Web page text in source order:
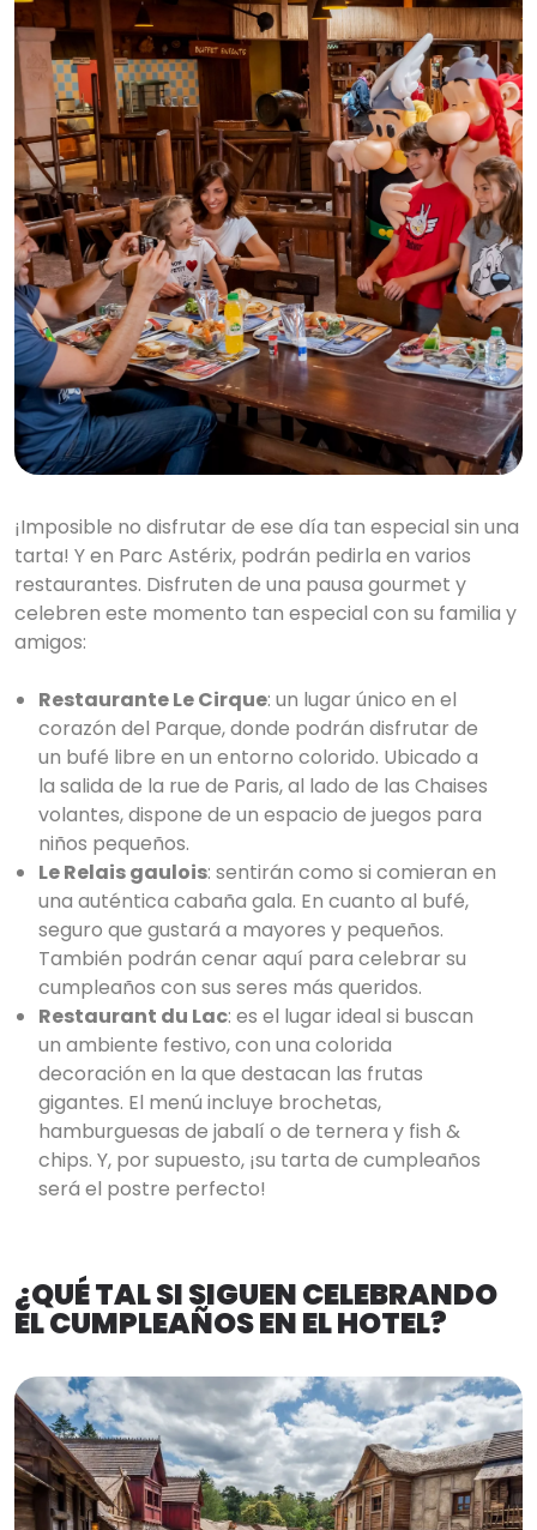
¡Imposible no disfrutar de ese día tan especial sin una
tarta! Y en Parc Astérix, podrán pedirla en varios
restaurantes. Disfruten de una pausa gourmet y
celebren este momento tan especial con su familia y
amigos:
Restaurante Le Cirque: un lugar único en el
corazón del Parque, donde podrán disfrutar de
un bufé libre en un entorno colorido. Ubicado a
la salida de la rue de Paris, al lado de las Chaises
volantes, dispone de un espacio de juegos para
niños pequeños.
Le Relais gaulois: sentirán como si comieran en
una auténtica cabaña gala. En cuanto al bufé,
seguro que gustará a mayores y pequeños.
También podrán cenar aquí para celebrar su
cumpleaños con sus seres más queridos.
Restaurant du Lac: es el lugar ideal si buscan
un ambiente festivo, con una colorida
decoración en la que destacan las frutas
gigantes. El menú incluye brochetas,
hamburguesas de jabalí o de ternera y fish &
chips. Y, por supuesto, ¡su tarta de cumpleaños
será el postre perfecto!
¿QUÉ TAL SI SIGUEN CELEBRANDO
EL CUMPLEAÑOS EN EL HOTEL?